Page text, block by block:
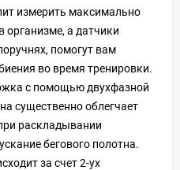
измерить максимально
организме, а датчики
помогут вам
во время тренировки.
с помощью двухфазной
существенно облегчает
раскладывании
бегового полотна.
за счет 2-ух